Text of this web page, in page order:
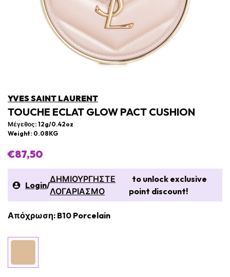
YVES SAINT LAURENT
TOUCHE ECLAT GLOW PACT CUSHION
Μέγεθος: 12g/0.42oz
Weight: 0.08KG
€87,50
Login/
ΔΗΜΙΟΥΡΓΗΣΤΕ
ΛΟΓΑΡΙΑΣΜΟ
to unlock exclusive
point discount!
Απόχρωση: B10 Porcelain